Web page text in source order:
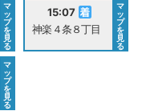
マ
ッ
プ
を
見
る
15:07
神楽４条８丁目
マ
ッ
プ
を
見
る
マ
ッ
プ
を
見
る